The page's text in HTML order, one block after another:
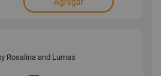
Rosalina and Lumas